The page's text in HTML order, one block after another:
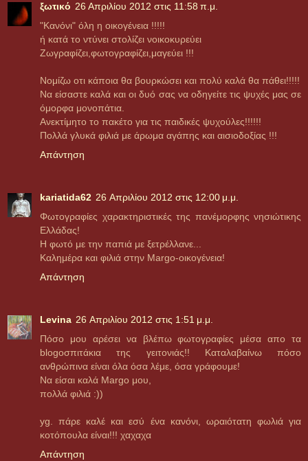
ξωτικό 26 Απριλίου 2012 στις 11:58 π.μ.
"Kανόνι" όλη η οικογένεια !!!!!
ή κατά το ντύνει στολίζει νοικοκυρεύει
Ζωγραφίζει,φωτογραφίζει,μαγεύει !!!
Νομίζω οτι κάποια θα βουρκώσει και πολύ καλά θα πάθει!!!!!
Να είσαστε καλά και οι δυό σας να οδηγείτε τις ψυχές μας σε
όμορφα μονοπάτια.
Ανεκτίμητο το πακέτο για τις παιδικές ψυχούλες!!!!!!
Πολλά γλυκά φιλιά με άρωμα αγάπης και αισιοδοξίας !!!
Απάντηση
kariatida62 26 Απριλίου 2012 στις 12:00 μ.μ.
Φωτογραφίες χαρακτηριστικές της πανέμορφης νησιώτικης
Ελλάδας!
Η φωτό με την παπιά με ξετρέλλανε...
Καλημέρα και φιλιά στην Μargo-oικογένεια!
Απάντηση
Levina 26 Απριλίου 2012 στις 1:51 μ.μ.
Πόσο μου αρέσει να βλέπω φωτογραφίες μέσα απο τα
blogoσπιτάκια της γειτονιάς!! Καταλαβαίνω πόσο
ανθρώπινα είναι όλα όσα λέμε, όσα γράφουμε!
Να είσαι καλά Margo μου,
πολλά φιλιά :))
yg. πάρε καλέ και εσύ ένα κανόνι, ωραιότατη φωλιά για
κοτόπουλα είναι!!! χαχαχα
Απάντηση